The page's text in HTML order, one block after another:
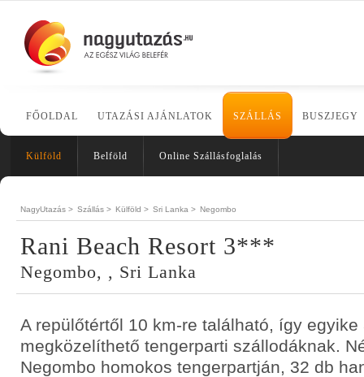
FŐOLDAL UTAZÁSI AJÁNLATOK SZÁLLÁS BUSZJEGY
Külföld Belföld Online Szállásfoglalás
NagyUtazás > Szállás > Külföld > Sri Lanka > Negombo
Rani Beach Resort 3***
Negombo, , Sri Lanka
A repülőtértől 10 km-re található, így
megközelíthető tengerparti szállodáknak.
Negombo homokos tengerpartján, 32 db